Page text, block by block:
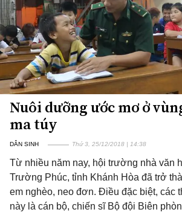
Nuôi dưỡng ước mơ ở
ma túy
DÂN SINH Thứ 3, 25/12/2018 | 14:38
Từ nhiều năm nay, hội trường nhà văn
Trường Phúc, tỉnh Khánh Hòa đã trở
em nghèo, neo đơn. Điều đặc biệt, các
này là cán bộ, chiến sĩ Bộ đội Biên